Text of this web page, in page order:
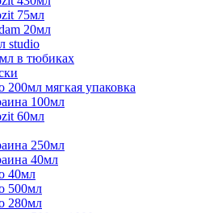
75мл
20мл
studio
в тюбиках
200мл мягкая упаковка
100мл
60мл
250мл
40мл
40мл
500мл
280мл